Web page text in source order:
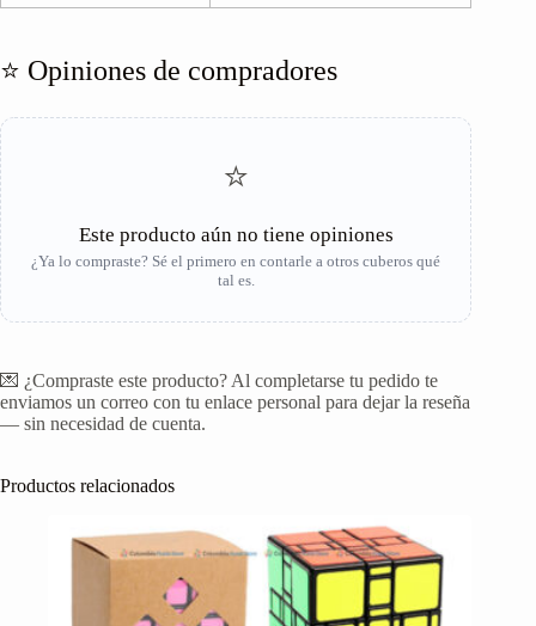
⭐ Opiniones de compradores
⭐
Este producto aún no tiene opiniones
¿Ya lo compraste? Sé el primero en contarle a otros cuberos qué
tal es.
💌 ¿Compraste este producto? Al completarse tu pedido te
enviamos un correo con tu enlace personal para dejar la reseña
— sin necesidad de cuenta.
Productos relacionados